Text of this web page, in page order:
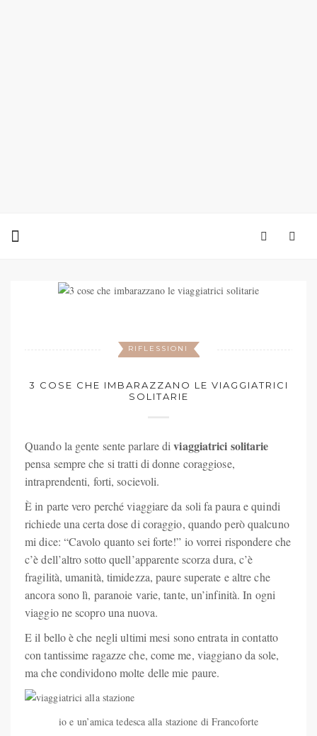
RIFLESSIONI
3 COSE CHE IMBARAZZANO LE VIAGGIATRICI
SOLITARIE
Quando la gente sente parlare diviaggiatrici solitarie
pensa sempre che si tratti di donne coraggiose,
intraprendenti, forti, socievoli.
È in parte vero perché viaggiare da soli fa paura e quindi
richiede una certa dose di coraggio, quando però qualcuno
mi dice: “Cavolo quanto sei forte!” io vorrei rispondere che
c’è dell’altro sotto quell’apparente scorza dura, c’è
fragilità, umanità, timidezza, paure superate e altre che
ancora sono lì, paranoie varie, tante, un’infinità. In ogni
viaggio ne scopro una nuova.
E il bello è che negli ultimi mesi sono entrata in contatto
con tantissime ragazze che, come me, viaggiano da sole,
ma che condividono molte delle mie paure.
io e un’amica tedesca alla stazione di Francoforte